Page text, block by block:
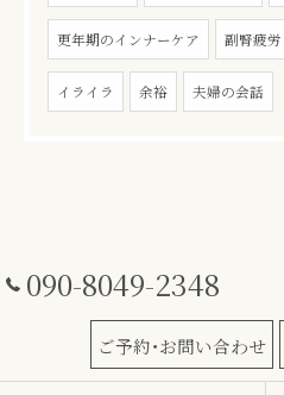
更年期のインナーケア 副腎疲労
イライラ 余裕 夫婦の会話
090-8049-2348
ご予約･お問い合わせ